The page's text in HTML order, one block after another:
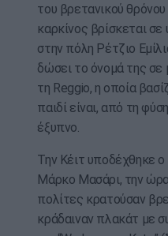
του βρετανικού
καρκίνος βρίσκεται
στην πόλη Ρέτζιο
δώσει το όνομά της σε
τη Reggio, η οποία
παιδί είναι, από τη
έξυπνο.
Την Κέιτ υποδέχθηκε
Μάρκο Μασάρι, την
πολίτες κρατούσαν
κράδαιναν πλακάτ με